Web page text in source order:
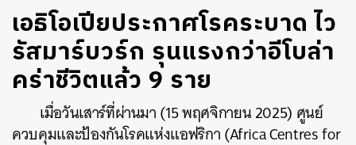
เอธิโอเปียประกาศโรคระบาด ไว
รัสมาร์บวร์ก รุนแรงกว่าอีโบล่า
คร่าชีวิตแล้ว 9 ราย
เมื่อวันเสาร์ที่ผ่านมา (15 พฤศจิกายน 2025) ศูนย์
ควบคุมและป้องกันโรคแห่งแอฟริกา (Africa Centres for